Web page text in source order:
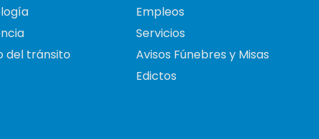
del tránsito
Empleos
Servicios
Avisos Fúnebres y Misas
Edictos